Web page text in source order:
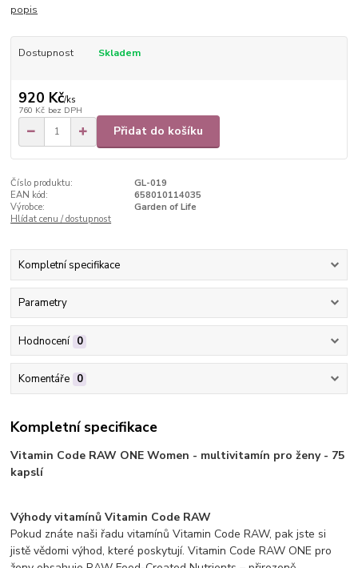
popis
Dostupnost Skladem
920 Kč/ks
760 Kč bez DPH
Přidat do košíku
Číslo produktu:
GL-019
EAN kód:
658010114035
Výrobce:
Garden of Life
Hlídat cenu / dostupnost
Kompletní specifikace
Parametry
Hodnocení 0
Komentáře 0
Kompletní specifikace
Vitamin Code RAW ONE Women - multivitamín pro ženy - 75
kapslí
Výhody vitamínů Vitamin Code RAW
Pokud znáte naši řadu vitamínů Vitamin Code RAW, pak jste si
jistě vědomi výhod, které poskytují. Vitamin Code RAW ONE pro